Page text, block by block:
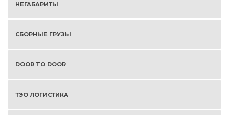
НЕГАБАРИТЫ
СБОРНЫЕ ГРУЗЫ
DOOR TO DOOR
ТЭО ЛОГИСТИКА